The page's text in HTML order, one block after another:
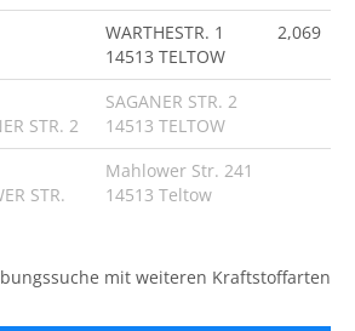
WARTHESTR. 1
14513 TELTOW
2,069
STR. 2
SAGANER STR. 2
14513 TELTOW
STR.
Mahlower Str. 241
14513 Teltow
mit weiteren Kraftstoffarten